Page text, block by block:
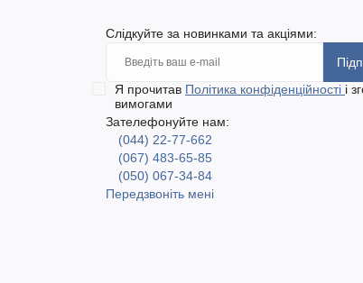
Слідкуйте за новинками та акціями:
Я прочитав Політика конфіденційності і
вимогами
Зателефонуйте нам:
(044) 22-77-662
(067) 483-65-85
(050) 067-34-84
Передзвоніть мені